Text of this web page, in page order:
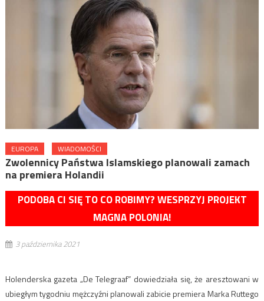
EUROPA WIADOMOŚCI
Zwolennicy Państwa Islamskiego planowali zamach
na premiera Holandii
PODOBA CI SIĘ TO CO ROBIMY? WESPRZYJ PROJEKT
MAGNA POLONIA!
3 października 2021
Holenderska gazeta „De Telegraaf” dowiedziała się, że aresztowani w
ubiegłym tygodniu mężczyźni planowali zabicie premiera Marka Ruttego